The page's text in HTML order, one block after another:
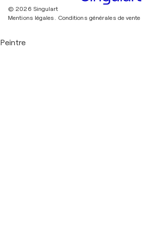
© 2026 Singulart
Mentions légales. Conditions générales de vente
Peintre